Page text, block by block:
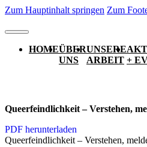
Zum Hauptinhalt springen Zum
HOMEÜBER
UNS
UNSERE
ARBEIT +
Queerfeindlichkeit – Verstehen,
PDF herunterladen
Queerfeindlichkeit – Verstehen,